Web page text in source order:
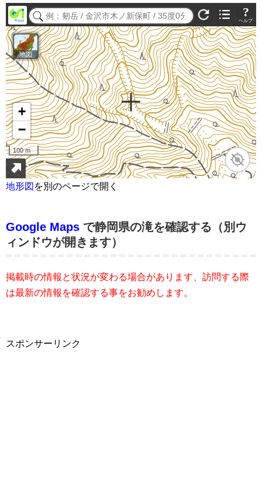
地形図 を別のページで開く
Google Maps で静岡県の滝を確認する（別ウ
ィンドウが開きます）
掲載時の情報と状況が変わる場合があります、訪問する際
は最新の情報を確認する事をお勧めします。
スポンサーリンク